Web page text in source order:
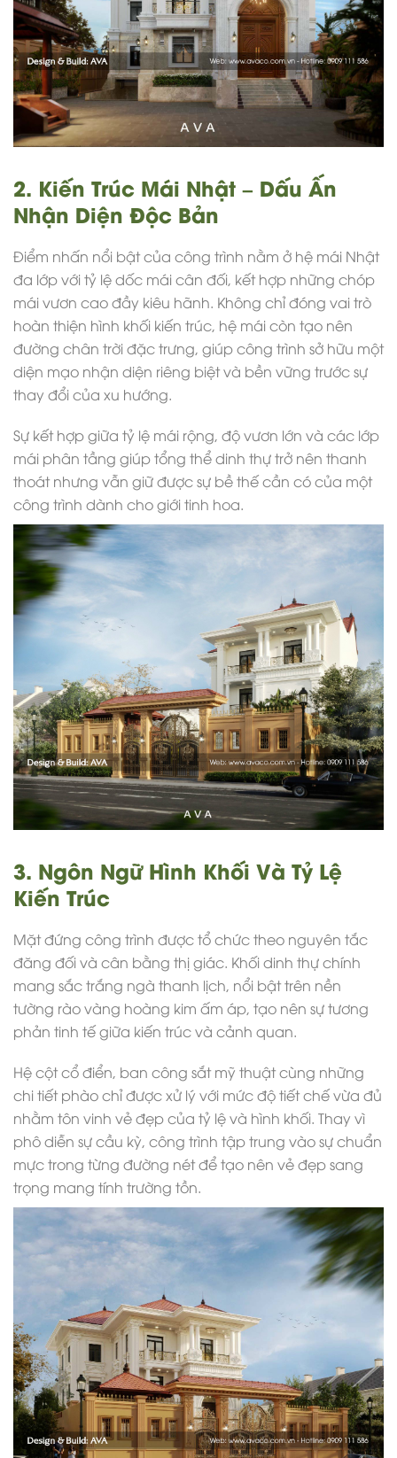
2. Kiến Trúc Mái Nhật – Dấu Ấn
Nhận Diện Độc Bản
Điểm nhấn nổi bật của công trình nằm ở hệ mái Nhật
đa lớp với tỷ lệ dốc mái cân đối, kết hợp những chóp
mái vươn cao đầy kiêu hãnh. Không chỉ đóng vai trò
hoàn thiện hình khối kiến trúc, hệ mái còn tạo nên
đường chân trời đặc trưng, giúp công trình sở hữu một
diện mạo nhận diện riêng biệt và bền vững trước sự
thay đổi của xu hướng.
Sự kết hợp giữa tỷ lệ mái rộng, độ vươn lớn và các lớp
mái phân tầng giúp tổng thể dinh thự trở nên thanh
thoát nhưng vẫn giữ được sự bề thế cần có của một
công trình dành cho giới tinh hoa.
3. Ngôn Ngữ Hình Khối Và Tỷ Lệ
Kiến Trúc
Mặt đứng công trình được tổ chức theo nguyên tắc
đăng đối và cân bằng thị giác. Khối dinh thự chính
mang sắc trắng ngà thanh lịch, nổi bật trên nền
tường rào vàng hoàng kim ấm áp, tạo nên sự tương
phản tinh tế giữa kiến trúc và cảnh quan.
Hệ cột cổ điển, ban công sắt mỹ thuật cùng những
chi tiết phào chỉ được xử lý với mức độ tiết chế vừa đủ
nhằm tôn vinh vẻ đẹp của tỷ lệ và hình khối. Thay vì
phô diễn sự cầu kỳ, công trình tập trung vào sự chuẩn
mực trong từng đường nét để tạo nên vẻ đẹp sang
trọng mang tính trường tồn.